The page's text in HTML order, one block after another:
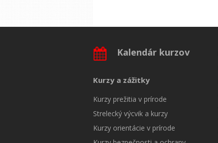
Kalendár kurzov
Kurzy a zážitky
Kurzy prežitia v prírode
Strelecký výcvik a kurzy
Kurzy orientácie v prírode